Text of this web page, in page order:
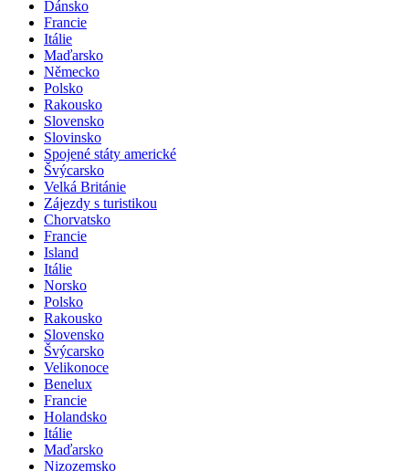
Dánsko
Francie
Itálie
Maďarsko
Německo
Polsko
Rakousko
Slovensko
Slovinsko
Spojené státy americké
Švýcarsko
Velká Británie
Zájezdy s turistikou
Chorvatsko
Francie
Island
Itálie
Norsko
Polsko
Rakousko
Slovensko
Švýcarsko
Velikonoce
Benelux
Francie
Holandsko
Itálie
Maďarsko
Nizozemsko